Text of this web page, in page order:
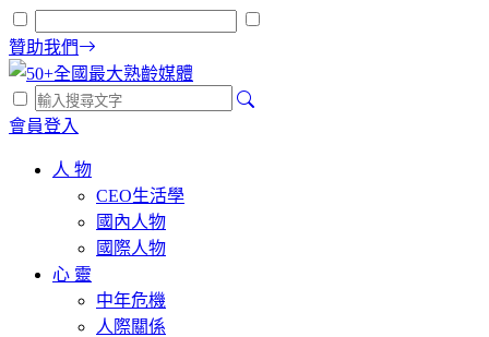
贊助我們
會員登入
人 物
CEO生活學
國內人物
國際人物
心 靈
中年危機
人際關係